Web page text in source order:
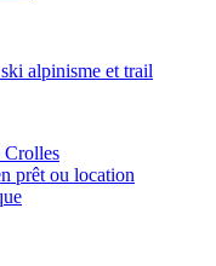
alpinisme et trail
Crolles
prêt ou location